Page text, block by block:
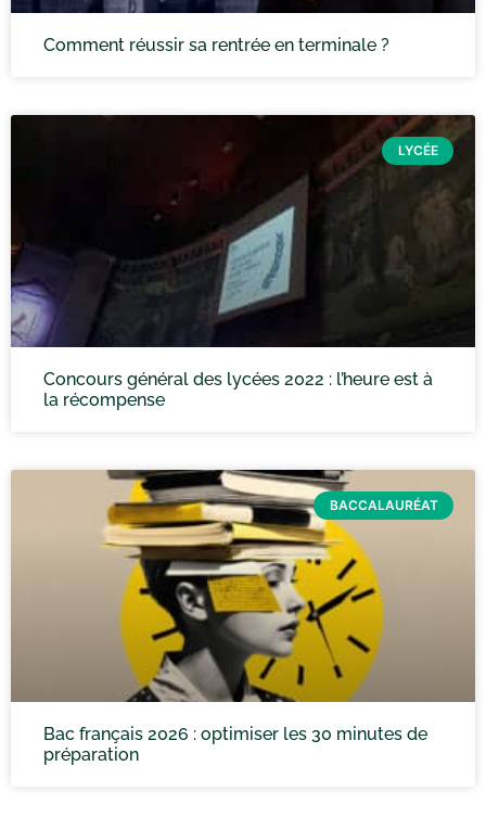
Comment réussir sa rentrée en terminale ?
LYCÉE
Concours général des lycées 2022 : l’heure est à
la récompense
BACCALAURÉAT
Bac français 2026 : optimiser les 30 minutes de
préparation